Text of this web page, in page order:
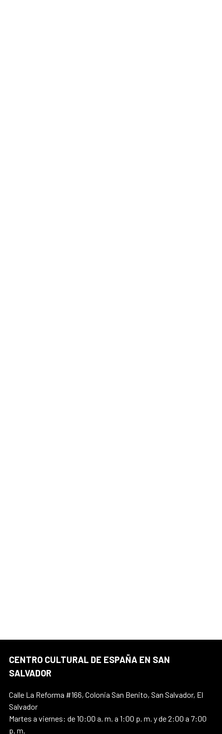
CENTRO CULTURAL DE ESPAÑA EN SAN
SALVADOR
Calle La Reforma #166, Colonia San Benito, San Salvador, El
Salvador
Martes a viernes: de 10:00 a. m. a 1:00 p. m. y de 2:00 a 7:00
p. m.